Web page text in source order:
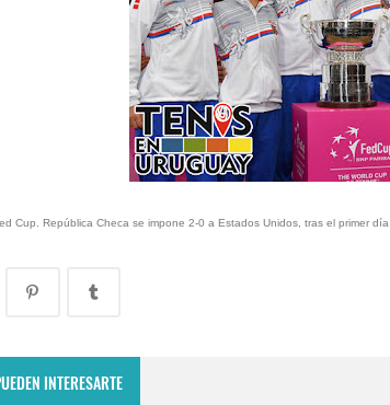
Cup. República Checa se impone 2-0 a Estados Unidos, tras el primer
INTERESARTE